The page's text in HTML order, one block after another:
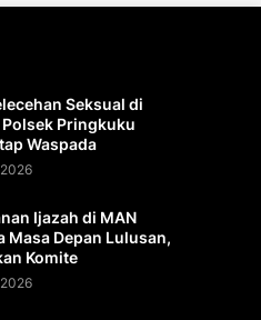
Seksual di
Pringkuku
Waspada
Ijazah di MAN
Masa Depan Lulusan,
Komite